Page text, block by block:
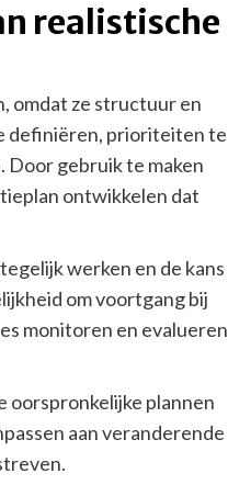
realistische
omdat ze structuur en
definiëren, prioriteiten te
Door gebruik te maken
ontwikkelen dat
werken en de kans
om voortgang bij
monitoren en evalueren
oorspronkelijke plannen
aan veranderende